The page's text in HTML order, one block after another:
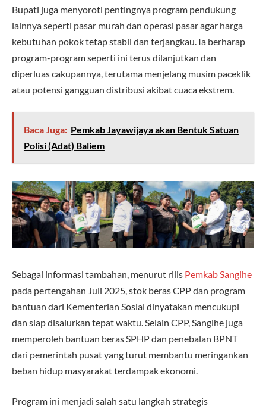
Bupati juga menyoroti pentingnya program pendukung
lainnya seperti pasar murah dan operasi pasar agar harga
kebutuhan pokok tetap stabil dan terjangkau. Ia berharap
program-program seperti ini terus dilanjutkan dan
diperluas cakupannya, terutama menjelang musim paceklik
atau potensi gangguan distribusi akibat cuaca ekstrem.
Baca Juga: Pemkab Jayawijaya akan Bentuk Satuan
Polisi (Adat) Baliem
Sebagai informasi tambahan, menurut rilis Pemkab Sangihe
pada pertengahan Juli 2025, stok beras CPP dan program
bantuan dari Kementerian Sosial dinyatakan mencukupi
dan siap disalurkan tepat waktu. Selain CPP, Sangihe juga
memperoleh bantuan beras SPHP dan penebalan BPNT
dari pemerintah pusat yang turut membantu meringankan
beban hidup masyarakat terdampak ekonomi.
Program ini menjadi salah satu langkah strategis